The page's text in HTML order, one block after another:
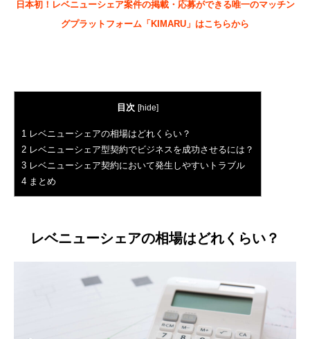
日本初！レベニューシェア案件の掲載・応募ができる唯一のマッチン
グプラットフォーム「KIMARU」はこちらから
目次 [hide]
1 レベニューシェアの相場はどれくらい？
2 レベニューシェア型契約でビジネスを成功させるには？
3 レベニューシェア契約において発生しやすいトラブル
4 まとめ
レベニューシェアの相場はどれくらい？